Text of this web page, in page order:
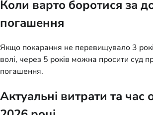
Коли варто боротися за
погашення
Якщо покарання не перевищувало 3
волі, через 5 років можна просити суд
погашення.
Актуальні витрати та час